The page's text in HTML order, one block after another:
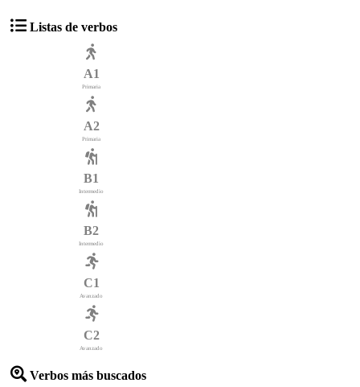
Listas de verbos
A1
Primaria
A2
Primaria
B1
Intermedio
B2
Intermedio
C1
Avanzado
C2
Avanzado
Verbos más buscados